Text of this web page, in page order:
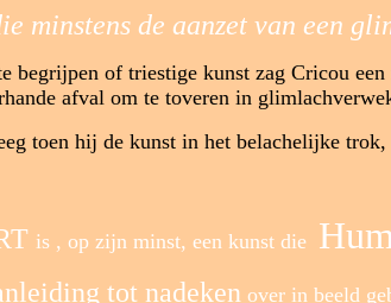
minstens de aanzet van een
begrijpen of triestige kunst zag Cricou
afval om te toveren in glimlach
toen hij de kunst in het belachelijke
is , op zijn minst, een kunst die
tot nadeken over in beeld